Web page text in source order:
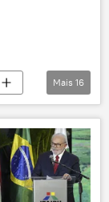
Mais 16